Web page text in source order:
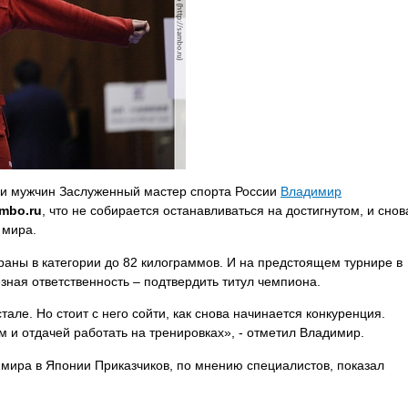
мужчин Заслуженный мастер спорта России Владимир
.ru, что не собирается останавливаться на достигнутом, и
мира.
в категории до 82 килограммов. И на предстоящем турнире в
ответственность – подтвердить титул чемпиона.
Но стоит с него сойти, как снова начинается конкуренция.
отдачей работать на тренировках», - отметил Владимир.
в Японии Приказчиков, по мнению специалистов, показал